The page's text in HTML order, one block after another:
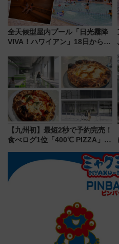
全天候型屋内プール「日光霧降
VIVA！ハワイアン」18日から営
ァミリーから大人まで幅広い世
代が一日中楽しる夏のリゾート
を楽しんで
【九州初】最短2秒で予約完売！
食べログ1位「400℃ PIZZA」が
プン。もつ鍋風など限定メニュ
ーも